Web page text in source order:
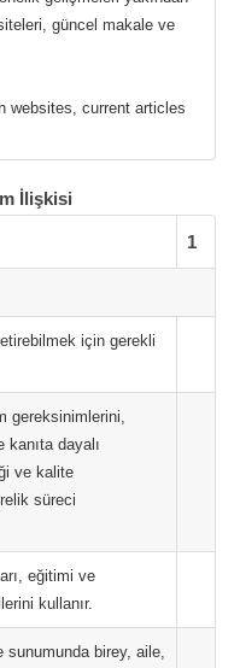
güncel makale ve
websites, current articles
İlişkisi
1
için gerekli
gereksinimlerini,
dayalı
ve kalite
süreci
eğitimi ve
kullanır.
sunumunda birey, aile,